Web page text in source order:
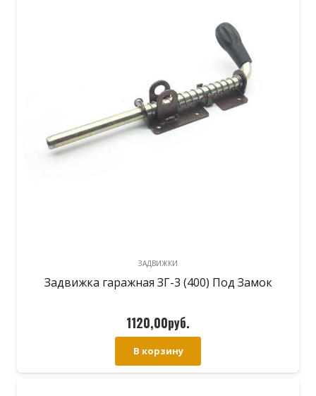
ЗАДВИЖКИ
Задвижка гаражная ЗГ-3 (400) Под Замок
1120,00руб.
В корзину